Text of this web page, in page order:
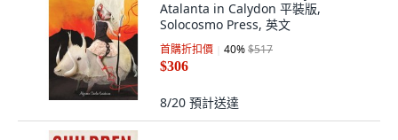
Atalanta in Calydon 平裝版,
Solocosmo Press, 英文
首購折扣價 40%$517
$306
8/20 預計送達